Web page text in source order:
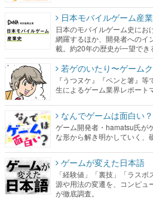
若ゲのいたり〜ゲーム
『うつヌケ』『ペンと箸』等
生によるゲーム業界レポート
なんでゲームは面白い？
ゲーム開発者・hamatsu氏が
な形から解き明かしていく、
ゲームが変えた日本語
「経験値」「裏技」「ラス
源や用法の変遷を、コンピュ
カテゴリ